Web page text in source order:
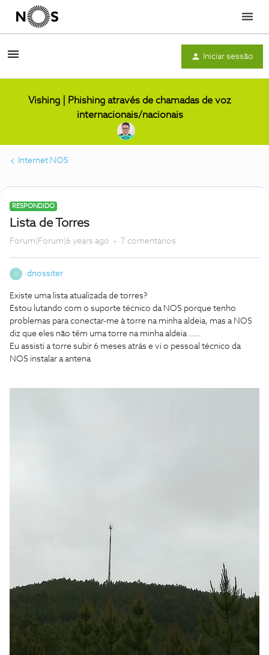
Menu
Iniciar sessão
Vishing | Phishing através de chamadas de voz
internacionais/nacionais
Internet NOS
RESPONDIDO
Lista de Torres
Forum|Forum|6 years ago 7 comentários
D dnossiter
Existe uma lista atualizada de torres?
Estou lutando com o suporte técnico da NOS porque tenho
problemas para conectar-me à torre na minha aldeia, mas a NOS
diz que eles não têm uma torre na minha aldeia .....
Eu assisti a torre subir 6 meses atrás e vi o pessoal técnico da
NOS instalar a antena